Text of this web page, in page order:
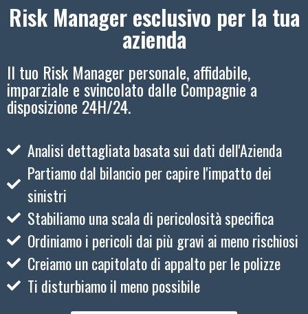
Risk Manager esclusivo per la tua
azienda
Il tuo Risk Manager personale, affidabile,
imparziale e svincolato dalle Compagnie a
disposizione 24H/24.
Analisi dettagliata basata sui dati dell'Azienda
Partiamo dal bilancio per capire l'impatto dei
sinistri
Stabiliamo una scala di pericolosità specifica
Ordiniamo i pericoli dai più gravi ai meno rischiosi
Creiamo un capitolato di appalto per le polizze
Ti disturbiamo il meno possibile